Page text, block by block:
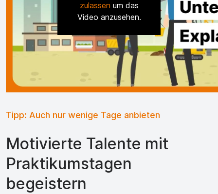
zulassen um das
Video anzusehen.
Tipp: Auch nur wenige Tage anbieten
Motivierte Talente mit
Praktikumstagen
begeistern